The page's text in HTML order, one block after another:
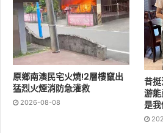
宜蘭市長陳美玲表示，歡迎全國
市，賞燈、品美食、享旅遊，體驗
文所交織出的璀璨魅力，感受宜蘭
原鄉南澳民宅火燒!2層樓竄出
猛烈火煙消防急灌救
2026-08-08
昔
游
是